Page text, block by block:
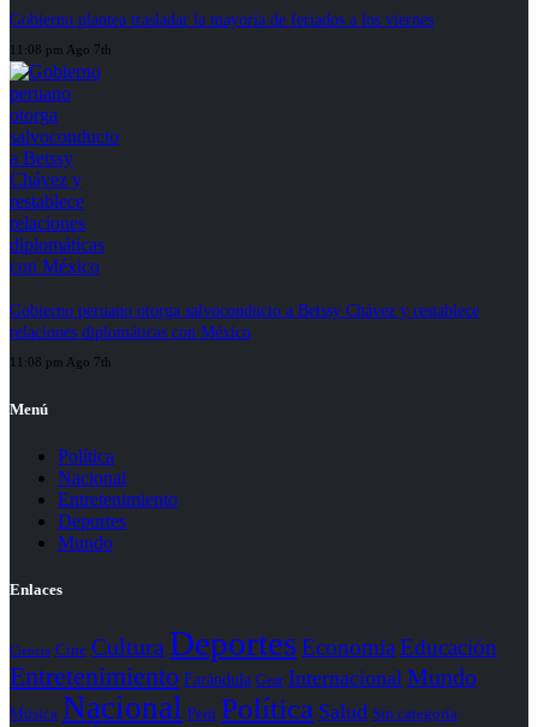
Gobierno plantea trasladar la mayoría de feriados a los viernes
11:08 pm Ago 7th
Gobierno peruano otorga salvoconducto a Betssy Chávez y restablece
relaciones diplomáticas con México
11:08 pm Ago 7th
Menú
Política
Nacional
Entretenimiento
Deportes
Mundo
Enlaces
Ciencia Cine Cultura DeportesEconomía Educación
Entretenimiento Farándula Gear Internacional Mundo
Música Nacional Perú Política Salud Sin categoría